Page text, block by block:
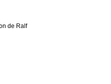
de Ralf